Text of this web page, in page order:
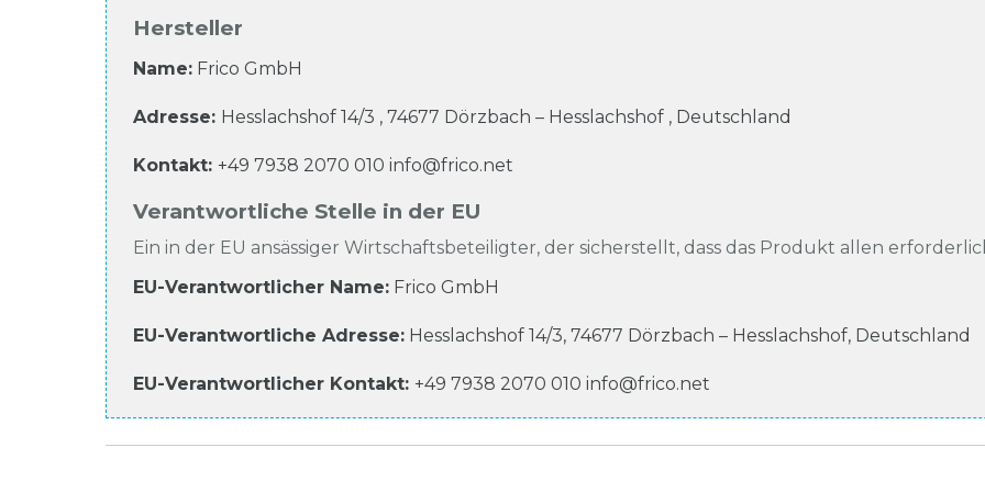
Hersteller
Name: Frico GmbH
Adresse: Hesslachshof 14/3 , 74677 Dörzbach – Hesslachshof , Deutschland
Kontakt: +49 7938 2070 010 info@frico.net
Verantwortliche Stelle in der EU
Ein in der EU ansässiger Wirtschaftsbeteiligter, der sicherstellt, dass das Produkt allen
EU-Verantwortlicher Name: Frico GmbH
EU-Verantwortliche Adresse: Hesslachshof 14/3, 74677 Dörzbach – Hesslachshof, Deutschland
EU-Verantwortlicher Kontakt: +49 7938 2070 010 info@frico.net